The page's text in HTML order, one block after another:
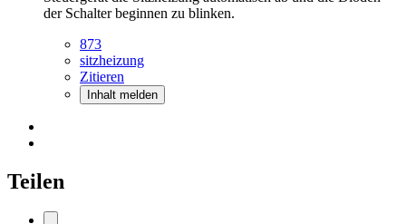
der Schalter beginnen zu blinken.
873
sitzheizung
Zitieren
Inhalt melden
Teilen